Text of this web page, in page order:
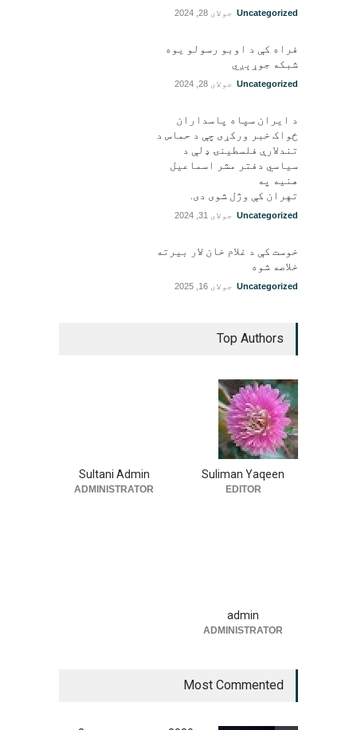
Uncategorized جولای 28, 2024
فراه کې د اوبو رسولو یوه
شبکه جوړېږي
Uncategorized جولای 28, 2024
د ایران سپاه پاسداران
ځواک خبر ورکړی چې د حماس د
تندلارې فلسطينۍ ډلې د
سیاسي دفتر مشر اسماعیل
هنيه په
تهران کې وژل شوی دی.
Uncategorized جولای 31, 2024
خوست کې د غلام خان لار بیرته
خلاصه شوه
Uncategorized جولای 16, 2025
Top Authors
Suliman Yaqeen
EDITOR
Sultani Admin
ADMINISTRATOR
admin
ADMINISTRATOR
Most Commented